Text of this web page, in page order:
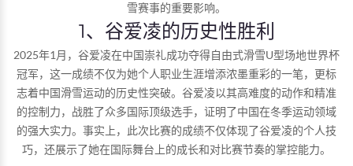
雪赛事的重要影响。
1、谷爱凌的历史性胜利
2025年1月，谷爱凌在中国崇礼成功夺得自由式滑雪U型场地世界杯
冠军，这一成绩不仅为她个人职业生涯增添浓墨重彩的一笔，更标
志着中国滑雪运动的历史性突破。谷爱凌以其高难度的动作和精准
的控制力，战胜了众多国际顶级选手，证明了中国在冬季运动领域
的强大实力。事实上，此次比赛的成绩不仅体现了谷爱凌的个人技
巧，还展示了她在国际舞台上的成长和对比赛节奏的掌控能力。